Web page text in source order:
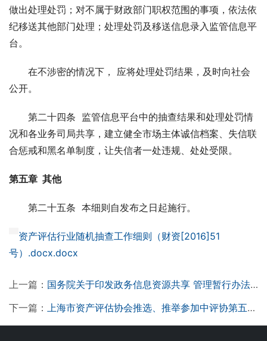
做出处理处罚；对不属于财政部门职权范围的事项，依法依
纪移送其他部门处理；处理处罚及移送信息录入监管信息平
台。
在不涉密的情况下， 应将处理处罚结果，及时向社会
公开。
第二十四条  监管信息平台中的抽查结果和处理处罚情
况和各业务司局共享，建立健全市场主体诚信档案、失信联
合惩戒和黑名单制度，让失信者一处违规、处处受限。
第五章  其他
第二十五条  本细则自发布之日起施行。
资产评估行业随机抽查工作细则（财资[2016]51
号）.docx.docx
上一篇： 国务院关于印发政务信息资源共享 管理暂行办法的通知
下一篇： 上海市资产评估协会推选、推举参加中评协第五次会员代表大会代表和理事候选人名单公示